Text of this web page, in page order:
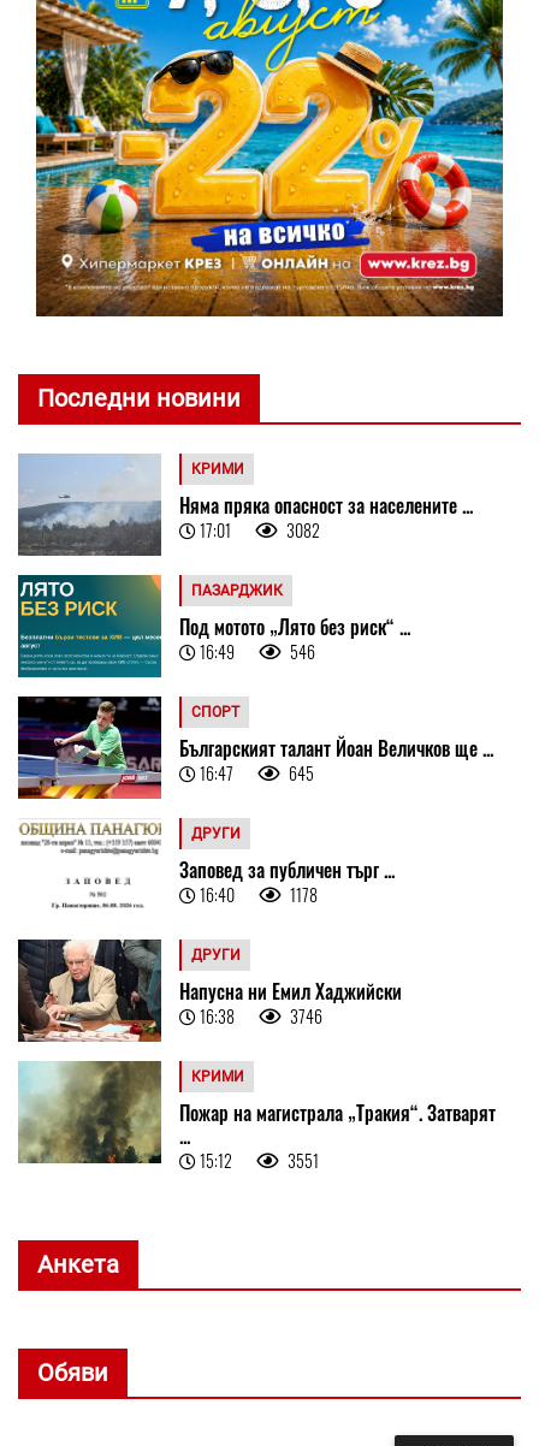
Последни новини
КРИМИ
Няма пряка опасност за населените ...
17:01 3082
ПАЗАРДЖИК
Под мотото „Лято без риск“ ...
16:49 546
СПОРТ
Българският талант Йоан Величков ще ...
16:47 645
ДРУГИ
Заповед за публичен търг ...
16:40 1178
ДРУГИ
Напусна ни Емил Хаджийски
16:38 3746
КРИМИ
Пожар на магистрала „Тракия“. Затварят
...
15:12 3551
Анкета
Обяви